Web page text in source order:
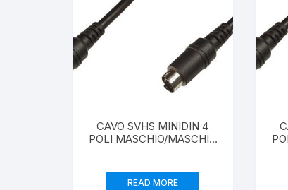
Creazione siti web
CAVO SVHS MINIDIN 4
POLI MASCHIO/MASCHIO
READ MORE